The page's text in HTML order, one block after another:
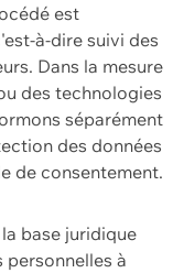
est
à-dire suivi des
Dans la mesure
des technologies
séparément
des données
de consentement.
base juridique
personnelles à